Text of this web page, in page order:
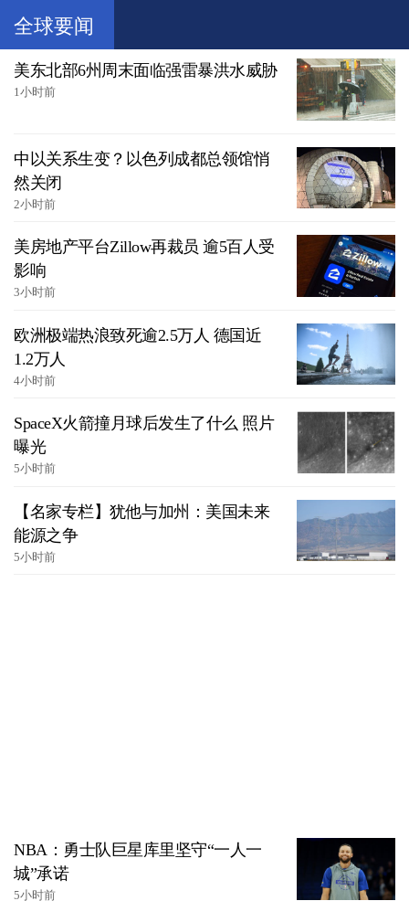
全球要闻
美东北部6州周末面临强雷暴洪水威胁
1小时前
中以关系生变？以色列成都总领馆悄
然关闭
2小时前
美房地产平台Zillow再裁员 逾5百人受
影响
3小时前
欧洲极端热浪致死逾2.5万人 德国近
1.2万人
4小时前
SpaceX火箭撞月球后发生了什么 照片
曝光
5小时前
【名家专栏】犹他与加州：美国未来
能源之争
5小时前
NBA：勇士队巨星库里坚守“一人一
城”承诺
5小时前